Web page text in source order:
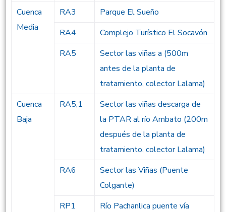
Cuenca
Media
RA3
Parque El Sueño
RA4
Complejo Turístico El Socavón
RA5
Sector las viñas a (500m
antes de la planta de
tratamiento, colector Lalama)
Cuenca
Baja
RA5,1
Sector las viñas descarga de
la PTAR al río Ambato (200m
después de la planta de
tratamiento, colector Lalama)
RA6
Sector las Viñas (Puente
Colgante)
RP1
Río Pachanlica puente vía